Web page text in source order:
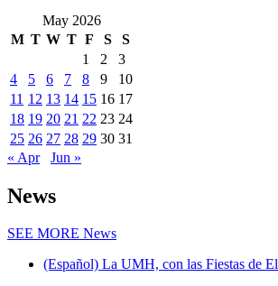
May 2026
M T W T F S
S
1
2
3
4
5 6 7 8 9
10
11 12 13 14 15 16 17
18 19 20 21 22 23 24
25 26 27 28 29 30 31
« Apr
Jun »
News
SEE MORE News
(Español) La UMH, con las Fiestas de